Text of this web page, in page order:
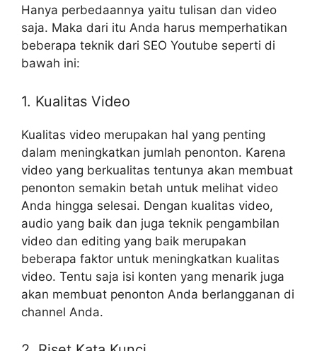
Hanya perbedaannya yaitu tulisan dan video
saja. Maka dari itu Anda harus memperhatikan
beberapa teknik dari SEO Youtube seperti di
bawah ini:
1. Kualitas Video
Kualitas video merupakan hal yang penting
dalam meningkatkan jumlah penonton. Karena
video yang berkualitas tentunya akan membuat
penonton semakin betah untuk melihat video
Anda hingga selesai. Dengan kualitas video,
audio yang baik dan juga teknik pengambilan
video dan editing yang baik merupakan
beberapa faktor untuk meningkatkan kualitas
video. Tentu saja isi konten yang menarik juga
akan membuat penonton Anda berlangganan di
channel Anda.